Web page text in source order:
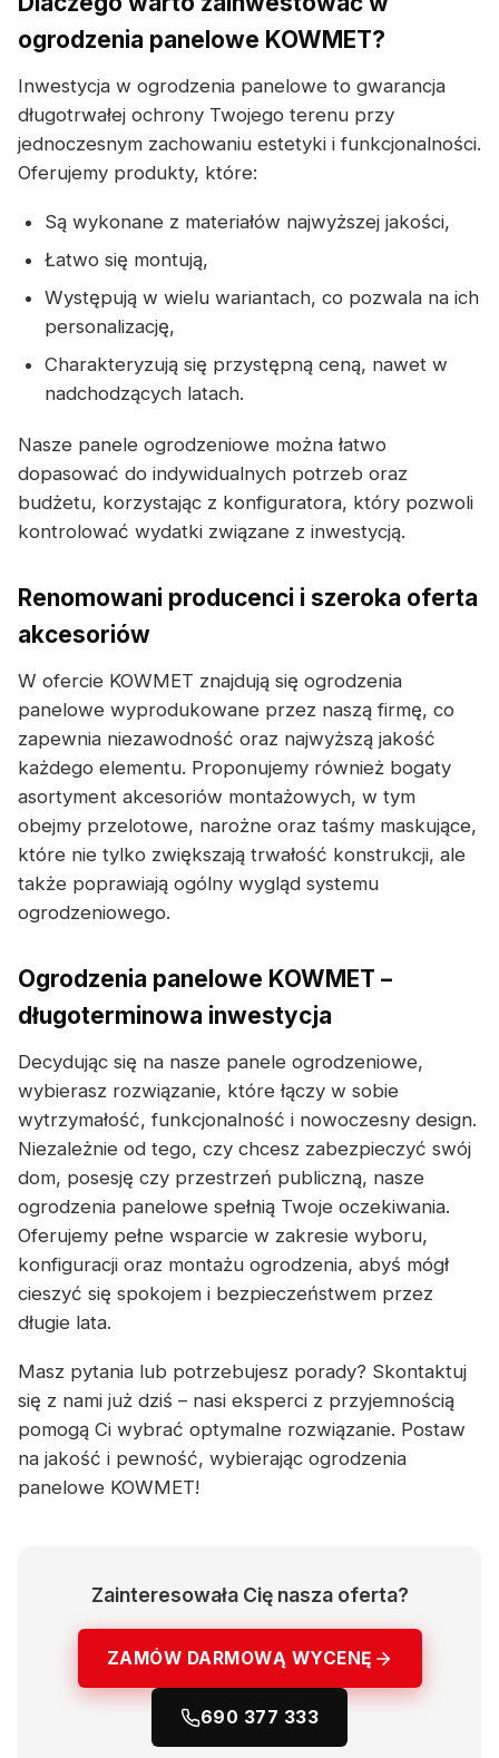
ogrodzenia panelowe KOWMET?
Inwestycja w ogrodzenia panelowe to gwarancja
długotrwałej ochrony Twojego terenu przy
jednoczesnym zachowaniu estetyki i funkcjonalności.
Oferujemy produkty, które:
Są wykonane z materiałów najwyższej jakości,
Łatwo się montują,
Występują w wielu wariantach, co pozwala na ich
personalizację,
Charakteryzują się przystępną ceną, nawet w
nadchodzących latach.
Nasze panele ogrodzeniowe można łatwo
dopasować do indywidualnych potrzeb oraz
budżetu, korzystając z konfiguratora, który pozwoli
kontrolować wydatki związane z inwestycją.
Renomowani producenci i szeroka oferta
akcesoriów
W ofercie KOWMET znajdują się ogrodzenia
panelowe wyprodukowane przez naszą firmę, co
zapewnia niezawodność oraz najwyższą jakość
każdego elementu. Proponujemy również bogaty
asortyment akcesoriów montażowych, w tym
obejmy przelotowe, narożne oraz taśmy maskujące,
które nie tylko zwiększają trwałość konstrukcji, ale
także poprawiają ogólny wygląd systemu
ogrodzeniowego.
Ogrodzenia panelowe KOWMET –
długoterminowa inwestycja
Decydując się na nasze panele ogrodzeniowe,
wybierasz rozwiązanie, które łączy w sobie
wytrzymałość, funkcjonalność i nowoczesny design.
Niezależnie od tego, czy chcesz zabezpieczyć swój
dom, posesję czy przestrzeń publiczną, nasze
ogrodzenia panelowe spełnią Twoje oczekiwania.
Oferujemy pełne wsparcie w zakresie wyboru,
konfiguracji oraz montażu ogrodzenia, abyś mógł
cieszyć się spokojem i bezpieczeństwem przez
długie lata.
Masz pytania lub potrzebujesz porady? Skontaktuj
się z nami już dziś – nasi eksperci z przyjemnością
pomogą Ci wybrać optymalne rozwiązanie. Postaw
na jakość i pewność, wybierając ogrodzenia
panelowe KOWMET!
Zainteresowała Cię nasza oferta?
ZAMÓW DARMOWĄ WYCENĘ
690 377 333